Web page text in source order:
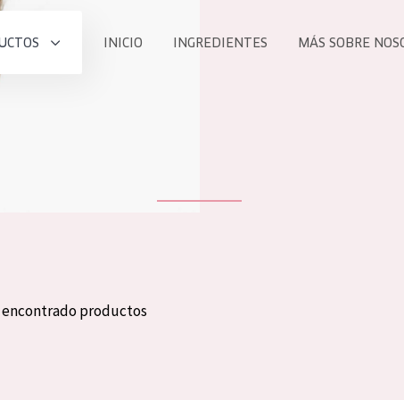
INICIO INGREDIENTES MÁS SOBRE
encontrado productos